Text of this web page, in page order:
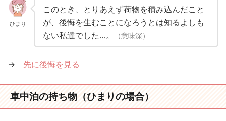
ひまり
このとき、とりあえず荷物を積み込んだこと
が、後悔を生むことになろうとは知るよしも
ない私達でした…。
（意味深）
→ 先に後悔を見る
車中泊の持ち物（ひまりの場合）